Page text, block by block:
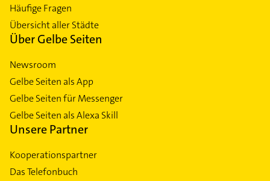
Häufige Fragen
Übersicht aller Städte
Über Gelbe Seiten
Newsroom
Gelbe Seiten als App
Gelbe Seiten für Messenger
Gelbe Seiten als Alexa Skill
Unsere Partner
Kooperationspartner
Das Telefonbuch